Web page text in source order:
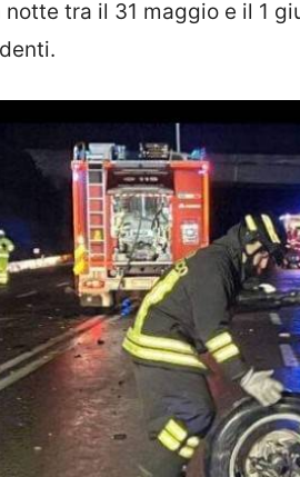
notte tra il 31 maggio e il 1